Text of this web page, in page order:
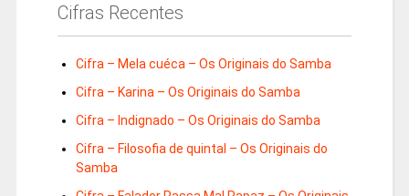
Cifras Recentes
Cifra – Mela cuéca – Os Originais do Samba
Cifra – Karina – Os Originais do Samba
Cifra – Indignado – Os Originais do Samba
Cifra – Filosofia de quintal – Os Originais do
Samba